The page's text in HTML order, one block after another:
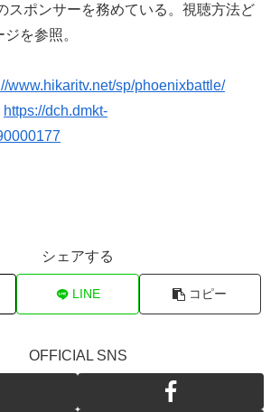
スポンサーを務めている。視聴方法ど
を参照。
www.hikaritv.net/sp/phoenixbattle/
https://dch.dmkt-
シェアする
LINE コピー
OFFICIAL SNS